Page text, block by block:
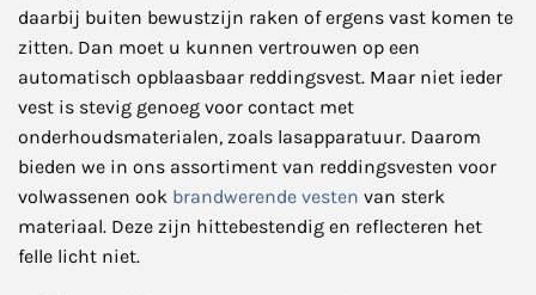
daarbij buiten bewustzijn raken of ergens vast komen te
zitten. Dan moet u kunnen vertrouwen op een
automatisch opblaasbaar reddingsvest. Maar niet ieder
vest is stevig genoeg voor contact met
onderhoudsmaterialen, zoals lasapparatuur. Daarom
bieden we in ons assortiment van reddingsvesten voor
volwassenen ook brandwerende vesten van sterk
materiaal. Deze zijn hittebestendig en reflecteren het
felle licht niet.